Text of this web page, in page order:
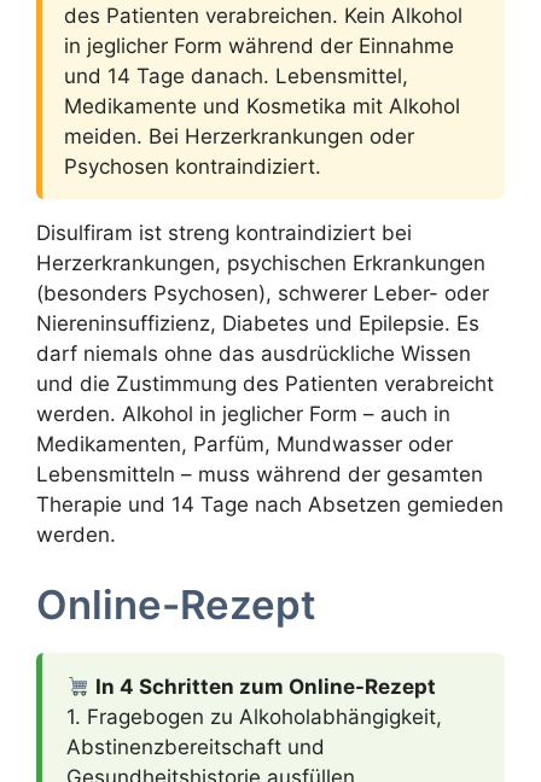
des Patienten verabreichen. Kein Alkohol
in jeglicher Form während der Einnahme
und 14 Tage danach. Lebensmittel,
Medikamente und Kosmetika mit Alkohol
meiden. Bei Herzerkrankungen oder
Psychosen kontraindiziert.
Disulfiram ist streng kontraindiziert bei
Herzerkrankungen, psychischen Erkrankungen
(besonders Psychosen), schwerer Leber- oder
Niereninsuffizienz, Diabetes und Epilepsie. Es
darf niemals ohne das ausdrückliche Wissen
und die Zustimmung des Patienten verabreicht
werden. Alkohol in jeglicher Form – auch in
Medikamenten, Parfüm, Mundwasser oder
Lebensmitteln – muss während der gesamten
Therapie und 14 Tage nach Absetzen gemieden
werden.
Online-Rezept
In 4 Schritten zum Online-Rezept
1. Fragebogen zu Alkoholabhängigkeit,
Abstinenzbereitschaft und
Gesundheitshistorie ausfüllen